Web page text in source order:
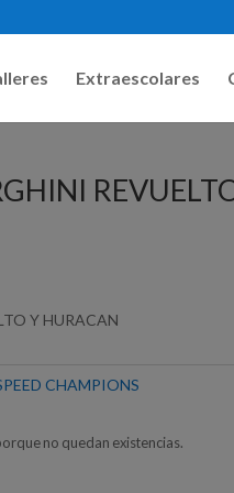
Extraescolares
Y HURACAN
CHAMPIONS
no quedan existencias.